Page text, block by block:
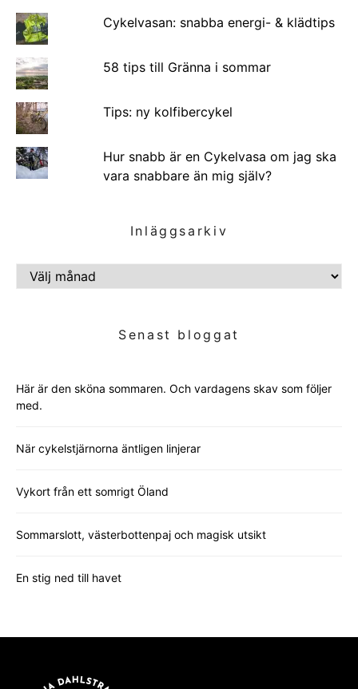
Cykelvasan: snabba energi- & klädtips
58 tips till Gränna i sommar
Tips: ny kolfibercykel
Hur snabb är en Cykelvasa om jag ska
vara snabbare än mig själv?
Inläggsarkiv
INLÄGGSARKIV
Senast bloggat
Här är den sköna sommaren. Och vardagens skav som följer
med.
När cykelstjärnorna äntligen linjerar
Vykort från ett somrigt Öland
Sommarslott, västerbottenpaj och magisk utsikt
En stig ned till havet